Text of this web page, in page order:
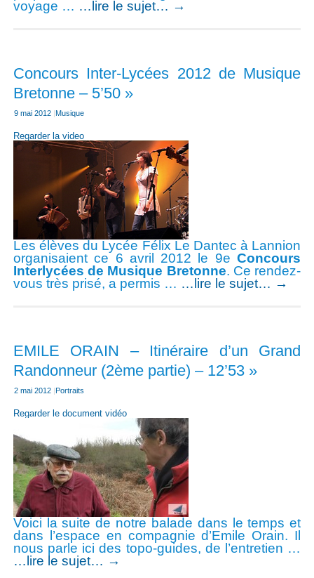
voyage … …lire le sujet… →
Concours Inter-Lycées 2012 de Musique
Bretonne – 5’50 »
9 mai 2012 Musique
Regarder la video
Les élèves du Lycée Félix Le Dantec à Lannion
organisaient ce 6 avril 2012 le 9eConcours
Interlycées de Musique Bretonne. Ce rendez-
vous très prisé, a permis … …lire le sujet… →
EMILE ORAIN – Itinéraire d’un Grand
Randonneur (2ème partie) – 12’53 »
2 mai 2012 Portraits
Regarder le document vidéo
Voici la suite de notre balade dans le temps et
dans l’espace en compagnie d’Emile Orain. Il
nous parle ici des topo-guides, de l’entretien …
…lire le sujet… →